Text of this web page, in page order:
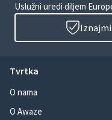
Uslužni uredi diljem
Tvrtka
O nama
O Awaze